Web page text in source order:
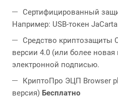
Сертифицированный
Например: USB-токен JaCarta
Средство криптозащиты
версии 4.0 (или более
электронной подписью.
КриптоПро ЭЦП Browser
версия) Бесплатно